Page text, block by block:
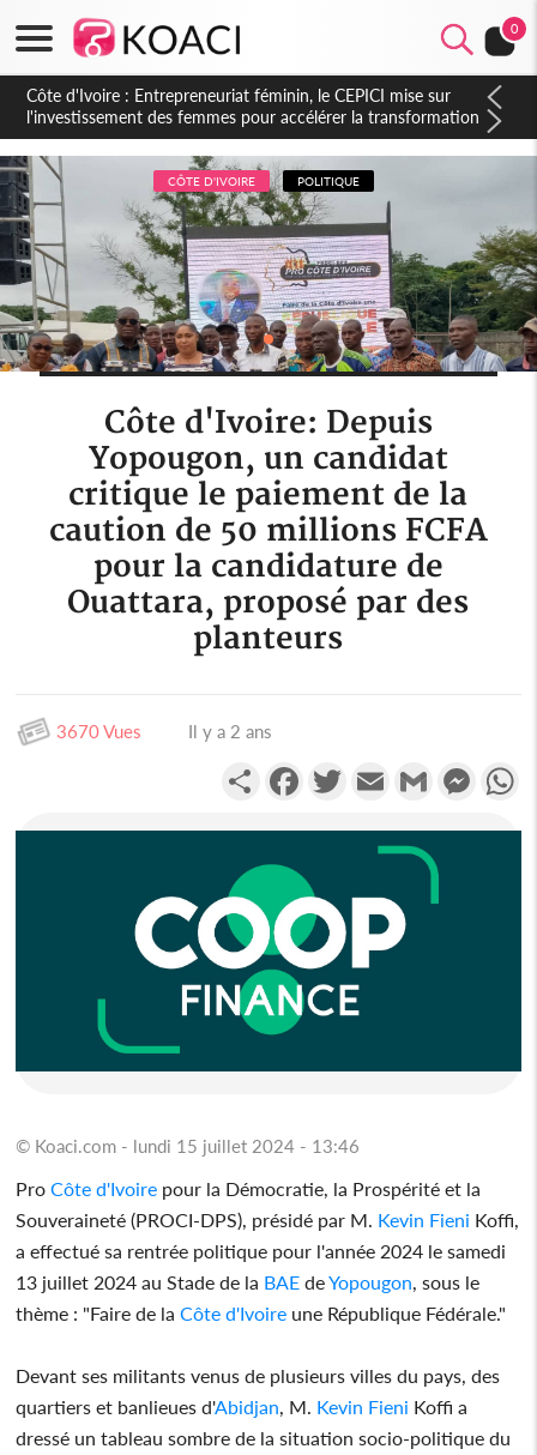
0
Côte d'Ivoire : Indépendance, le sous-préfet de Lobakuya
(Sassandra) relève des avancées importantes dans sa
circonscription
CÔTE D'IVOIRE POLITIQUE
Côte d'Ivoire: Depuis
Yopougon, un candidat
critique le paiement de la
caution de 50 millions FCFA
pour la candidature de
Ouattara, proposé par des
planteurs
3670 Vues Il y a 2 ans
PartagerFacebookTwitterEmail Gmail
© Koaci.com - lundi 15 juillet 2024 - 13:46
ProCôte d'Ivoire pour la Démocratie, la Prospérité et la
Souveraineté (PROCI-DPS), présidé par M. Kevin Fieni Koffi,
a effectué sa rentrée politique pour l'année 2024 le samedi
13 juillet 2024 au Stade de la BAE deYopougon , sous le
thème : "Faire de laCôte d'Ivoire une République Fédérale."
Devant ses militants venus de plusieurs villes du pays, des
quartiers et banlieues d'Abidjan , M. Kevin Fieni Koffi a
dressé un tableau sombre de la situation socio-politique du